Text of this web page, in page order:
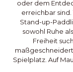
oder dem
erreichbar sind.
Stand-up-
sowohl Ruhe
Freiheit
Spielplatz. Auf